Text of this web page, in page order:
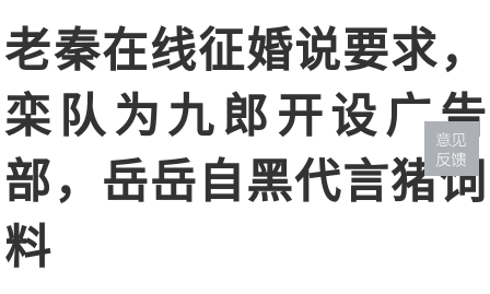
老秦在线征婚说要求，
栾队为九郎开设广告
部，岳岳自黑代言猪饲
料